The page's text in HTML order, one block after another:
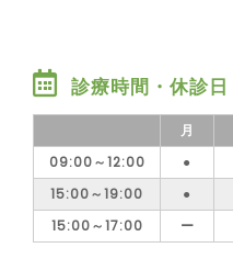
診療時間・休診日
月
09:00～12:00
●
15:00～19:00
●
15:00～17:00
ー